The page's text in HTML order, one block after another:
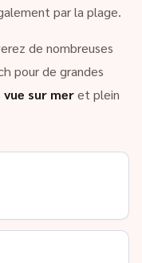
par la plage.
de nombreuses
pour de grandes
vue sur meret plein